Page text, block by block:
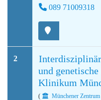
089 71009318
2
und
Klinikum
(
Münchener